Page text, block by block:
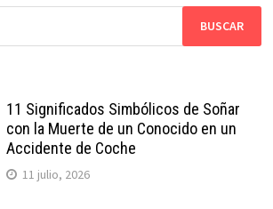
11 Significados Simbólicos de Soñar
con la Muerte de un Conocido en un
Accidente de Coche
11 julio, 2026